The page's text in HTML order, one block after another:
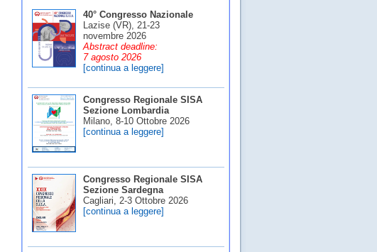
40° Congresso Nazionale
Lazise (VR), 21-23
novembre 2026
Abstract deadline:
7 agosto 2026
[continua a leggere]
Congresso Regionale SISA
Sezione Lombardia
Milano, 8-10 Ottobre 2026
[continua a leggere]
Congresso Regionale SISA
Sezione Sardegna
Cagliari, 2-3 Ottobre 2026
[continua a leggere]